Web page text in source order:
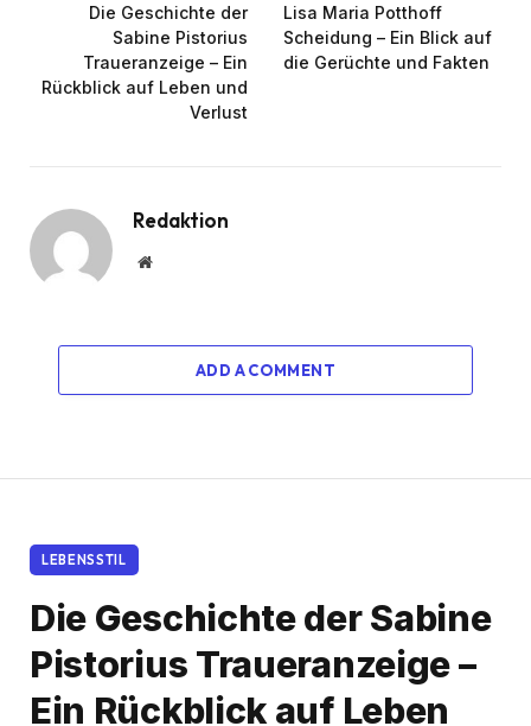
Die Geschichte der
Sabine Pistorius
Traueranzeige – Ein
Rückblick auf Leben und
Verlust
Lisa Maria Potthoff
Scheidung – Ein Blick auf
die Gerüchte und Fakten
Redaktion
Website
ADD A COMMENT
LEBENSSTIL
Die Geschichte der Sabine
Pistorius Traueranzeige –
Ein Rückblick auf Leben